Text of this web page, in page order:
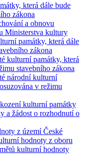
která dále bude
zákona
a obnovu
Ministerstva kultury
památky, která dále
zákona
kulturní památky, která
stavebního zákona
národní kulturní
v režimu
kulturní památky
a žádost o rozhodnutí o
z území České
hodnoty z oboru
kulturní hodnoty